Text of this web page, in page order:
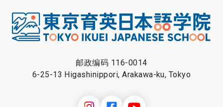
邮政编码 116-0014
6-25-13 Higashinippori, Arakawa-ku, Tokyo